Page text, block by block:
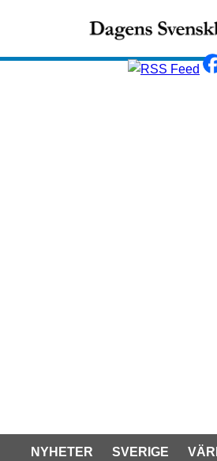
NYHETER SVERIGE